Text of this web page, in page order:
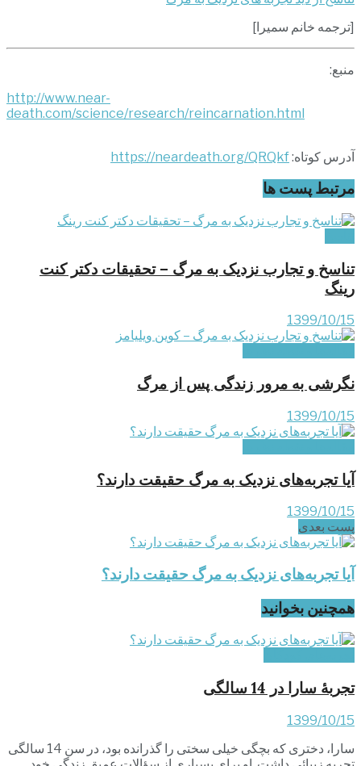
[ترجمه خانم سمیرا]
منبع:
http://www.near-
death.com/science/research/reincarnation.html
آدرس کوتاه:https://neardeath.org/QRQkf
مرتبط پست ها
تناسخ و تجارب نزديک به مرگ – تحقيقات دکتر کنت
رينگ
1399/10/15
نگرشی به مرور زندگی پس از مرگ
1399/10/15
آیا تجربه‌های نزدیک به مرگ حقیقت دارند؟
1399/10/15
پست‌ بعدی
آیا تجربه‌های نزدیک به مرگ حقیقت دارند؟
همچنین بخوانید
تجربۀ سارا در 14 سالگی
1399/10/15
سارا، دختری که بچگی خیلی سختی را گذرانده بود، در سن 14 سالگی